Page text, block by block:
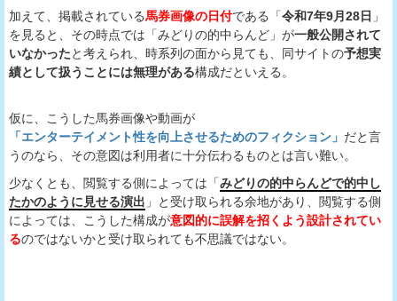
加えて、掲載されている馬券画像の日付である「令和7年9月28日 」
を見ると、その時点では「みどりの的中らんど」が一般公開されて
いなかったと考えられ、時系列の面から見ても、同サイトの予想実
績として扱うことには無理がある構成だといえる。
仮に、こうした馬券画像や動画が
「エンターテイメント性を向上させるためのフィクション」 だと言
うのなら、その意図は利用者に十分伝わるものとは言い難い。
少なくとも、閲覧する側によっては「みどりの的中らんどで的中し
たかのように見せる演出 」と受け取られる余地があり、閲覧する側
によっては、こうした構成が意図的に誤解を招くよう設計されてい
るのではないかと受け取られても不思議ではない。